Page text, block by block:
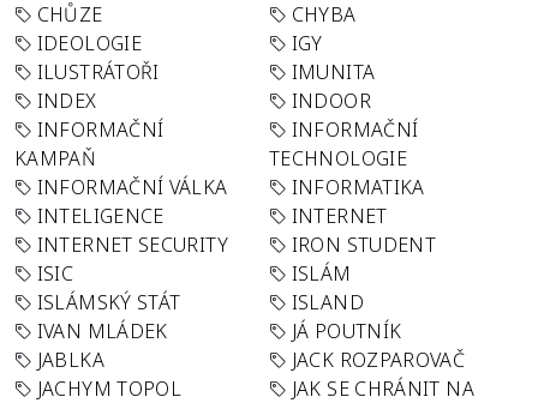
CHŮZE
CHYBA
IDEOLOGIE
IGY
ILUSTRÁTOŘI
IMUNITA
INDEX
INDOOR
INFORMAČNÍ
KAMPAŇ
INFORMAČNÍ
TECHNOLOGIE
INFORMAČNÍ VÁLKA
INFORMATIKA
INTELIGENCE
INTERNET
INTERNET SECURITY
IRON STUDENT
ISIC
ISLÁM
ISLÁMSKÝ STÁT
ISLAND
IVAN MLÁDEK
JÁ POUTNÍK
JABLKA
JACK ROZPAROVAČ
JACHYM TOPOL
JAK SE CHRÁNIT NA